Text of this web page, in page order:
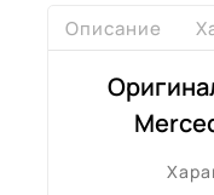
Описание